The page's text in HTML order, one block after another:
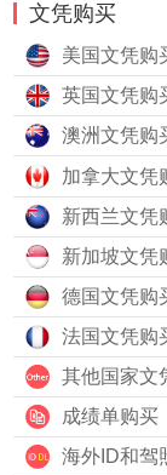
文凭购买
美国文凭购
英国文凭购
澳洲文凭购
加拿大文凭
新西兰文凭
新加坡文凭
德国文凭购
法国文凭购
其他国家文
成绩单购买
海外ID和驾